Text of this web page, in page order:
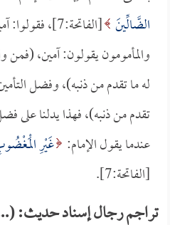
الضَّالِّينَ
[الفاتحة:7]،
والمأمومون يقولون: آمين، (فمن
له ما تقدم من ذنبه)، وفضل
تقدم من ذنبه)، فهذا يدلنا على
عندما يقول الإمام: غَيْرِ
[الفاتحة:7].
تراجم رجال إسناد حديث: